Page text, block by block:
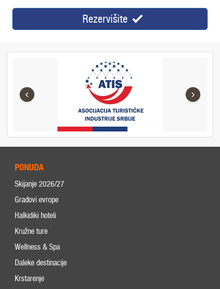
Rezervišite
‹ ›
PONUDA
Skijanje 2026/27
Gradovi evrope
Halkidiki hoteli
Kružne ture
Wellness & Spa
Daleke destinacije
Krstarenje